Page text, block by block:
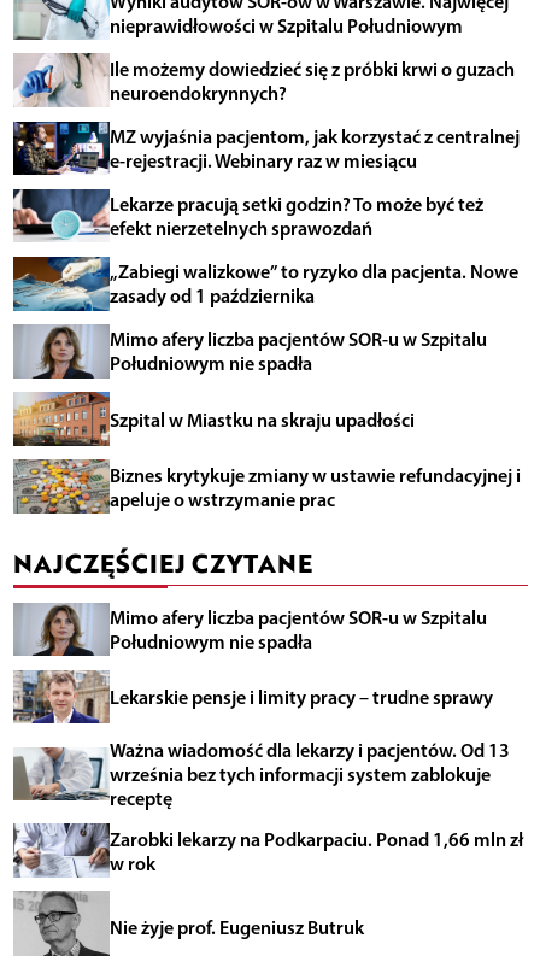
nieprawidłowości w Szpitalu Południowym
Ile możemy dowiedzieć się z próbki krwi o guzach
neuroendokrynnych?
MZ wyjaśnia pacjentom, jak korzystać z centralnej
e-rejestracji. Webinary raz w miesiącu
Lekarze pracują setki godzin? To może być też
efekt nierzetelnych sprawozdań
„Zabiegi walizkowe” to ryzyko dla pacjenta. Nowe
zasady od 1 października
Mimo afery liczba pacjentów SOR-u w Szpitalu
Południowym nie spadła
Szpital w Miastku na skraju upadłości
Biznes krytykuje zmiany w ustawie refundacyjnej i
apeluje o wstrzymanie prac
NAJCZĘŚCIEJ CZYTANE
Mimo afery liczba pacjentów SOR-u w Szpitalu
Południowym nie spadła
Lekarskie pensje i limity pracy – trudne sprawy
Ważna wiadomość dla lekarzy i pacjentów. Od 13
września bez tych informacji system zablokuje
receptę
Zarobki lekarzy na Podkarpaciu. Ponad 1,66 mln zł
w rok
Nie żyje prof. Eugeniusz Butruk